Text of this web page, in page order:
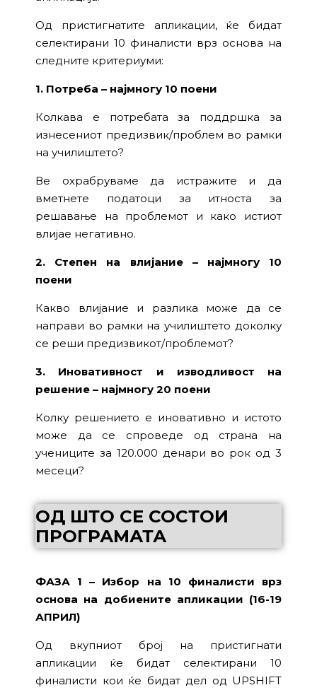
Од пристигнатите апликации, ќе бидат
селектирани 10 финалисти врз основа на
следните критериуми:
1. Потреба – најмногу 10 поени
Колкава е потребата за поддршка за
изнесениот предизвик/проблем во рамки
на училиштето?
Ве охрабруваме да истражите и да
вметнете податоци за итноста за
решавање на проблемот и како истиот
влијае негативно.
2. Степен на влијание – најмногу 10
поени
Какво влијание и разлика може да се
направи во рамки на училиштето доколку
се реши предизвикот/проблемот?
3. Иновативност и изводливост на
решение – најмногу 20 поени
Колку решението е иновативно и истото
може да се спроведе од страна на
учениците за 120.000 денари во рок од 3
месеци?
ОД ШТО СЕ СОСТОИ
ПРОГРАМАТА
ФАЗА 1 – Избор на 10 финалисти врз
основа на добиените апликации (16-19
АПРИЛ)
Од вкупниот број на пристигнати
апликации ќе бидат селектирани 10
финалисти кои ќе бидат дел од UPSHIFT